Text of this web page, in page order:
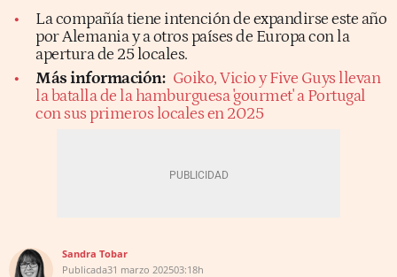
La compañía tiene intención de expandirse este año
por Alemania y a otros países de Europa con la
apertura de 25 locales.
Más información: Goiko, Vicio y Five Guys llevan
la batalla de la hamburguesa 'gourmet' a Portugal
con sus primeros locales en 2025
Sandra Tobar
Publicada31 marzo 202503:18h